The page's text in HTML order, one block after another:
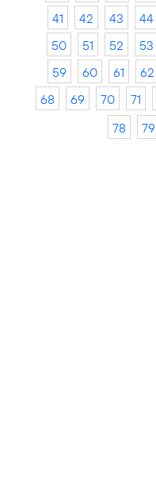
41
42 43 44
50
51 52 53
59
60 61 62
68
69 70 71
78
79